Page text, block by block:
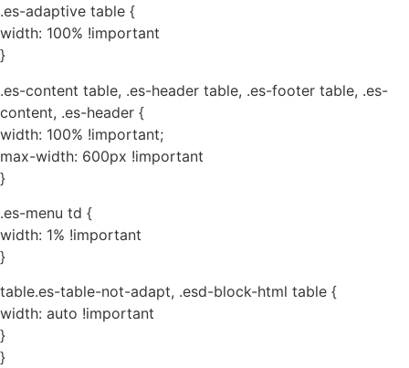
.es-adaptive table {
width: 100% !important
}
.es-content table, .es-header table, .es-footer table, .es-
content, .es-header {
width: 100% !important;
max-width: 600px !important
}
.es-menu td {
width: 1% !important
}
table.es-table-not-adapt, .esd-block-html table {
width: auto !important
}
}